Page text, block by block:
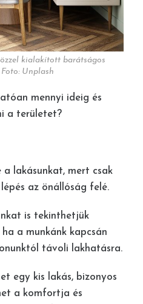
kialakított barátságos
Unplash
mennyi ideig és
a területet?
lakásunkat, mert csak
az önállóság felé.
is tekinthetjük
a munkánk kapcsán
távoli lakhatásra.
egy kis lakás, bizonyos
a komfortja és